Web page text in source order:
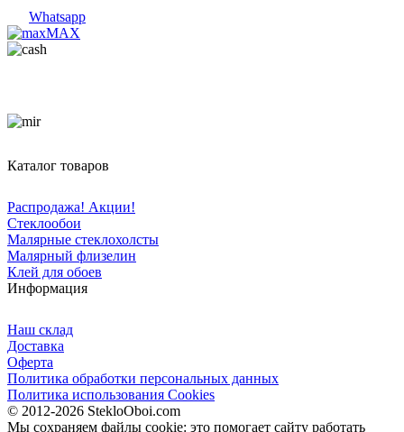
Whatsapp
MAX
Каталог товаров
Распродажа! Акции!
Стеклообои
Малярные стеклохолсты
Малярный флизелин
Клей для обоев
Информация
Наш склад
Доставка
Оферта
Политика обработки персональных данных
Политика использования Cookies
© 2012-2026 StekloOboi.com
Мы сохраняем файлы cookie: это помогает сайту работать